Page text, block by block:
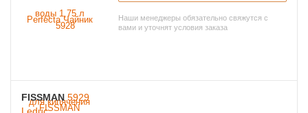
Наши менеджеры обязательно свяжутся с
вами и уточнят условия заказа
FISSMAN 5929